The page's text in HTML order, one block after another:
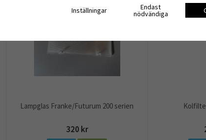
Lampglas Franke/Futurum 200 serien
320 kr
Inställningar Endast
nödvändiga